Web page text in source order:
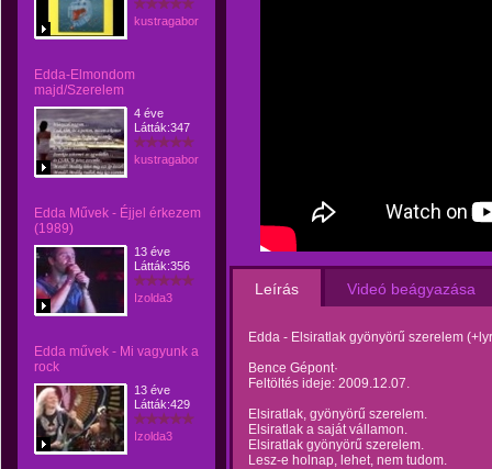
kustragabor
Edda-Elmondom
majd/Szerelem
4 éve
Látták:347
kustragabor
Edda Művek - Éjjel érkezem
(1989)
13 éve
Látták:356
Izolda3
Edda művek - Mi vagyunk a
rock
13 éve
Látták:429
Izolda3
Leírás Videó beágyazása
Edda - Elsiratlak gyönyörű szerelem
Bence Gépont·
Feltöltés ideje: 2009.12.07.
Elsiratlak, gyönyörű szerelem.
Elsiratlak a saját vállamon.
Elsiratlak gyönyörű szerelem.
Lesz-e holnap, lehet, nem tudom.